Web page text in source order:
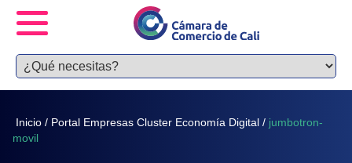
Inicio / Portal Empresas Cluster Economía Digital / jumbotron-
movil